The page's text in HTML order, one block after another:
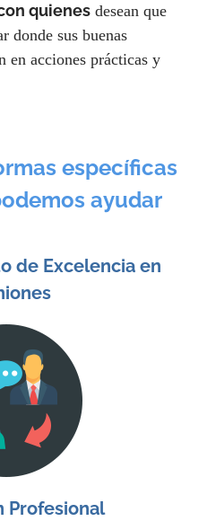
quienes desean que
donde sus buenas
en acciones prácticas y
específicas
ayudar
de Excelencia en
Profesional